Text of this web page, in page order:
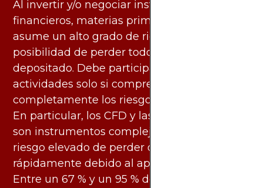
Al invertir y/o negociar instrumentos
financieros, materias primas y otros activos,
asume un alto grado de riesgo. Existe la
posibilidad de perder todo el capital
depositado. Debe participar en estas
actividades solo si comprende
completamente los riesgos asociados.
En particular, los CFD y las criptomonedas
son instrumentos complejos y conllevan un
riesgo elevado de perder dinero
rápidamente debido al apalancamiento.
Entre un 67 % y un 95 % de los inversores